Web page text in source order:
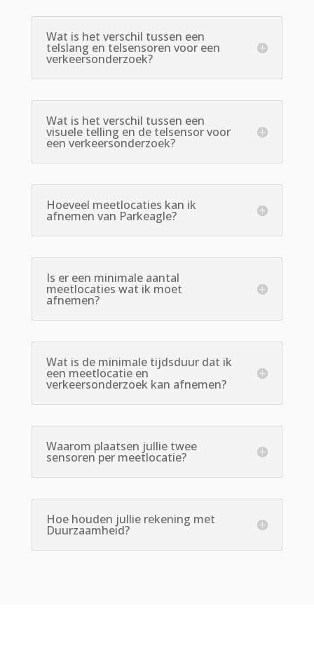
Wat is het verschil tussen een
telslang en telsensoren voor een
verkeersonderzoek?
Wat is het verschil tussen een
visuele telling en de telsensor voor
een verkeersonderzoek?
Hoeveel meetlocaties kan ik
afnemen van Parkeagle?
Is er een minimale aantal
meetlocaties wat ik moet
afnemen?
Wat is de minimale tijdsduur dat ik
een meetlocatie en
verkeersonderzoek kan afnemen?
Waarom plaatsen jullie twee
sensoren per meetlocatie?
Hoe houden jullie rekening met
Duurzaamheid?